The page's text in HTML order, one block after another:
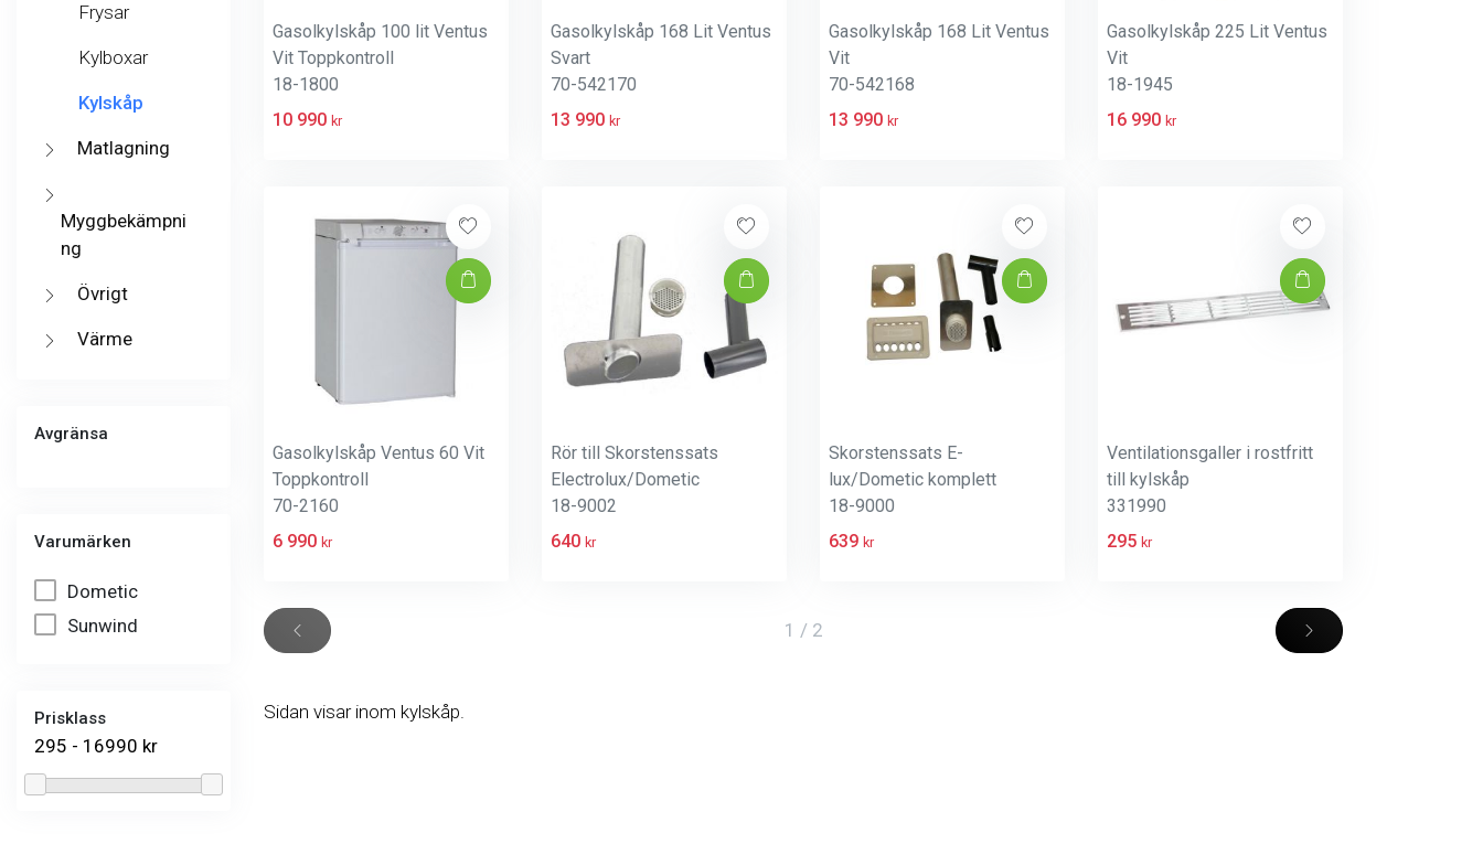
Frysar
Kylboxar
Kylskåp
Matlagning
Myggbekämpni
ng
Övrigt
Värme
Avgränsa
Varumärken
Dometic
Sunwind
Prisklass
295 - 16990 kr
Gasolkylskåp 100 lit Ventus
Vit Toppkontroll
18-1800
10 990 kr
Gasolkylskåp 168 Lit Ventus
Svart
70-542170
13 990 kr
Gasolkylskåp 168 Lit Ventus
Vit
70-542168
13 990 kr
Gasolkylskåp 225 Lit Ventus
Vit
18-1945
16 990 kr
Gasolkylskåp Ventus 60 Vit
Toppkontroll
70-2160
6 990 kr
Rör till Skorstenssats
Electrolux/Dometic
18-9002
640 kr
Skorstenssats E-
lux/Dometic komplett
18-9000
639 kr
Ventilationsgaller i rostfritt
till kylskåp
331990
295 kr
1 / 2
Sidan visar inom kylskåp.